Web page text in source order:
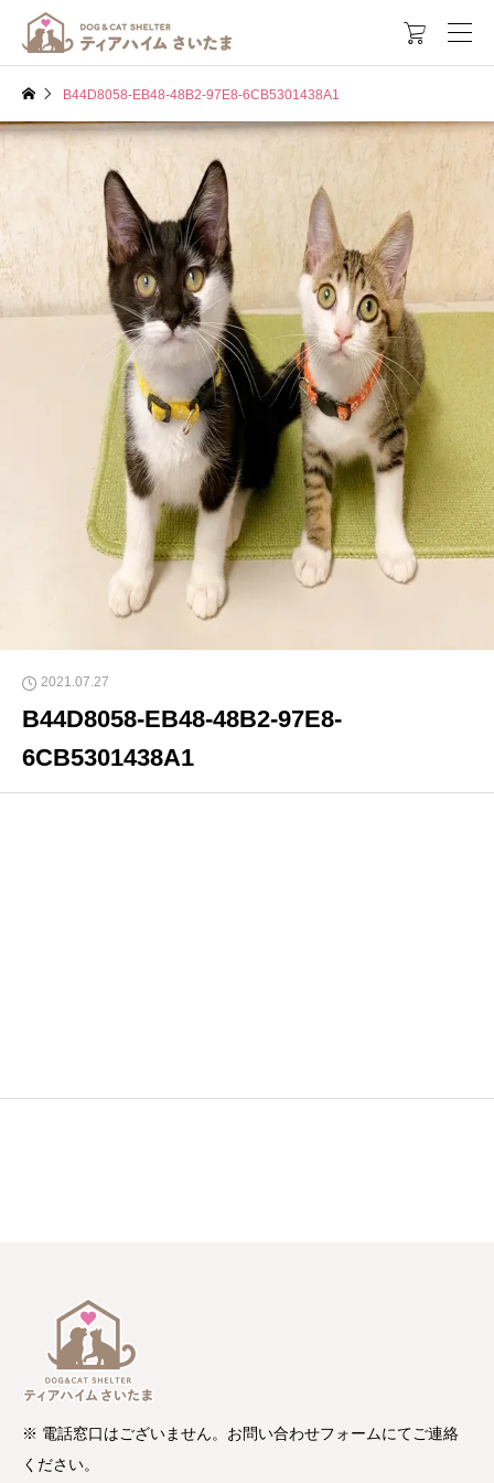

B44D8058-EB48-48B2-97E8-6CB5301438A1
2021.07.27
B44D8058-EB48-48B2-97E8-
6CB5301438A1
※ 電話窓口はございません。お問い合わせフォームにてご連絡
ください。